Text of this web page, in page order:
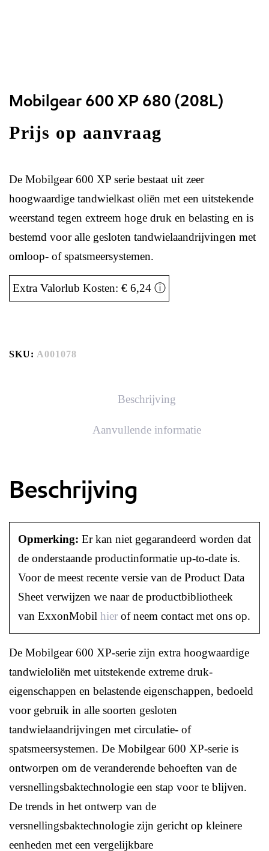
Mobilgear 600 XP 680 (208L)
Prijs op aanvraag
De Mobilgear 600 XP serie bestaat uit zeer
hoogwaardige tandwielkast oliën met een uitstekende
weerstand tegen extreem hoge druk en belasting en is
bestemd voor alle gesloten tandwielaandrijvingen met
omloop- of spatsmeersystemen.
Extra Valorlub Kosten: € 6,24 ⓘ
SKU: A001078
Beschrijving
Aanvullende informatie
Beschrijving
Opmerking: Er kan niet gegarandeerd worden dat
de onderstaande productinformatie up-to-date is.
Voor de meest recente versie van de Product Data
Sheet verwijzen we naar de productbibliotheek
van ExxonMobil hier of neem contact met ons op.
De Mobilgear 600 XP-serie zijn extra hoogwaardige
tandwieloliën met uitstekende extreme druk-
eigenschappen en belastende eigenschappen, bedoeld
voor gebruik in alle soorten gesloten
tandwielaandrijvingen met circulatie- of
spatsmeersystemen. De Mobilgear 600 XP-serie is
ontworpen om de veranderende behoeften van de
versnellingsbaktechnologie een stap voor te blijven.
De trends in het ontwerp van de
versnellingsbaktechnologie zijn gericht op kleinere
eenheden met een vergelijkbare